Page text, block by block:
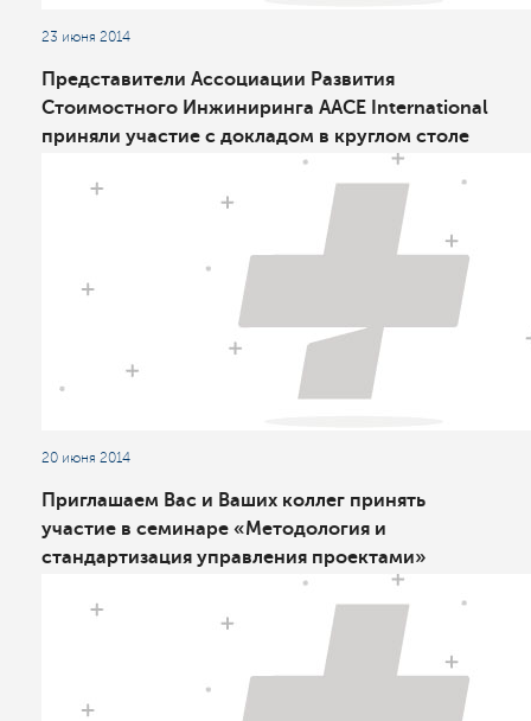
23 июня 2014
Представители Ассоциации Развития
Стоимостного Инжиниринга AACE International
приняли участие с докладом в круглом столе
«Оценка затрат на строительство
нефтегазовых объектов»
20 июня 2014
Приглашаем Вас и Ваших коллег принять
участие в семинаре «Методология и
стандартизация управления проектами»